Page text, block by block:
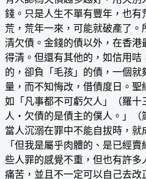
錢。只是人生不單有豐年，也
荒，荒年一來，可能就破產了
清欠債。金錢的債以外，在香
得清。但還有其他的，如信用
的，卻負「毛孩」的債，一個
量，而不知悔改，借債度日。聖
如「凡事都不可虧欠人」（羅十
人‧欠債的是債主的僕人。」（
當人沉溺在罪中不能自拔時，就
「但我是屬乎肉體的、是已經
些人罪的感覺不重，但也有許
痛苦，並且不一定可以自己去